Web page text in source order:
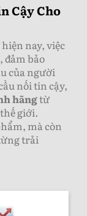
Cậy Cho
nay, việc
đảm bảo
của người
nối tin cậy,
hãngtừ
giới.
mà còn
trải